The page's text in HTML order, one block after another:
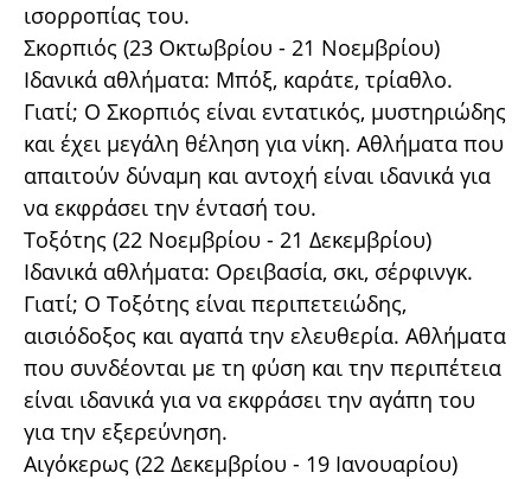
ισορροπίας του.
Σκορπιός (23 Οκτωβρίου - 21 Νοεμβρίου)
Ιδανικά αθλήματα: Μπόξ, καράτε, τρίαθλο.
Γιατί; Ο Σκορπιός είναι εντατικός, μυστηριώδης
και έχει μεγάλη θέληση για νίκη. Αθλήματα που
απαιτούν δύναμη και αντοχή είναι ιδανικά για
να εκφράσει την έντασή του.
Τοξότης (22 Νοεμβρίου - 21 Δεκεμβρίου)
Ιδανικά αθλήματα: Ορειβασία, σκι, σέρφινγκ.
Γιατί; Ο Τοξότης είναι περιπετειώδης,
αισιόδοξος και αγαπά την ελευθερία. Αθλήματα
που συνδέονται με τη φύση και την περιπέτεια
είναι ιδανικά για να εκφράσει την αγάπη του
για την εξερεύνηση.
Αιγόκερως (22 Δεκεμβρίου - 19 Ιανουαρίου)